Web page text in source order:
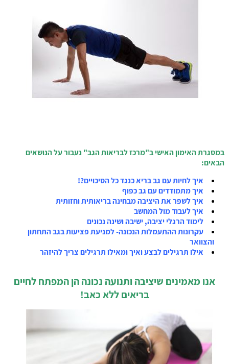
במסגרת האימון האישי ב"מרכז לבריאות הגב" נעבור על הנושאים
הבאים:
איך לחיות עם גב בריא כנגד כל הסיכויים?!
איך מתמודדים עם גב כפוף
איך לשפר את היציבה מבחינה בריאותית וחזותית
איך לעבוד מול המחשב
לימוד הרגלי יציבה, ישיבה ושינה נכונים
עקרונות ההתעמלות הנכונה- למניעת פציעות בגב התחתון
והצוואר
אילו תרגילים לבצע ואיך ומאילו תרגילים צריך להיזהר
אנו מאמינים שיציבה ותנועה נכונההן המפתח לחיים
בריאים ללא כאב!